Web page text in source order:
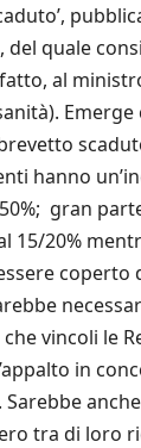
del quale
al
Emerge
hanno
gran
15/20%
coperto
vincoli le
in
tra di loro